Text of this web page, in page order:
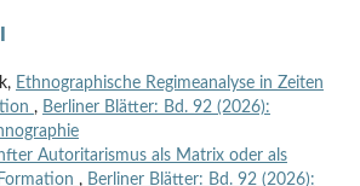
Ethnographische Regimeanalyse in Zeiten
, Berliner Blätter: Bd. 92 (2026):
Autoritarismus als Matrix oder als
, Berliner Blätter: Bd. 92 (2026):